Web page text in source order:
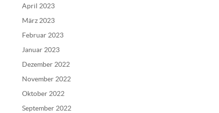
v
April 2023
März 2023
Februar 2023
Januar 2023
Dezember 2022
November 2022
Oktober 2022
September 2022